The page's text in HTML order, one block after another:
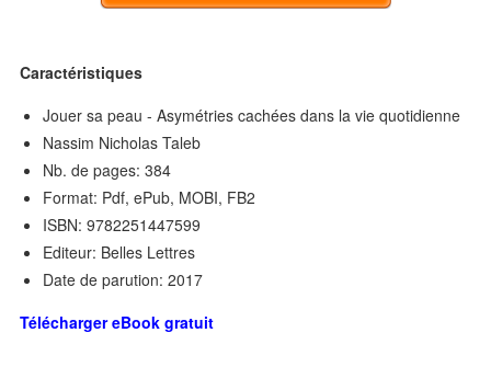
Caractéristiques
Jouer sa peau - Asymétries cachées dans la vie quotidienne
Nassim Nicholas Taleb
Nb. de pages: 384
Format: Pdf, ePub, MOBI, FB2
ISBN: 9782251447599
Editeur: Belles Lettres
Date de parution: 2017
Télécharger eBook gratuit